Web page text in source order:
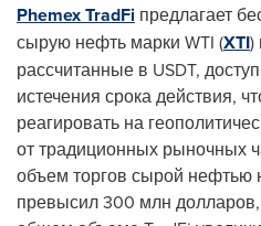
Phemex TradFi предлагает
сырую нефть марки WTI (XTI)
рассчитанные в USDT,
истечения срока действия,
реагировать на
от традиционных рыночных
объем торгов сырой нефтью
превысил 300 млн